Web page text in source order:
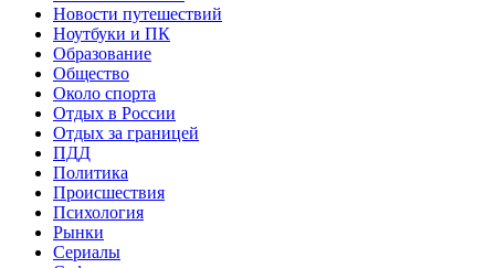
Новости путешествий
Ноутбуки и ПК
Образование
Общество
Около спорта
Отдых в России
Отдых за границей
ПДД
Политика
Происшествия
Психология
Рынки
Сериалы